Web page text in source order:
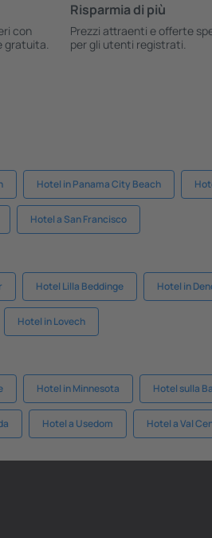
con
gratuita.
Risparmia di più
Prezzi attraenti e offerte
per gli utenti registrati.
Hotel in Panama City Beach
Hotel a San Francisco
Hotel Lilla Beddinge Hotel in
Hotel in Lovech
Hotel in Minnesota Hotel sulla
Hotel a Usedom Hotel a Val